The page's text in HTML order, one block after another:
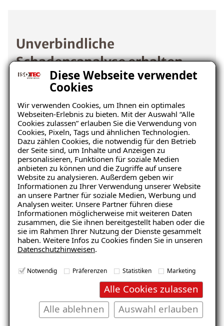
Diese Webseite verwendet
Cookies
Wir verwenden Cookies, um Ihnen ein optimales
Webseiten-Erlebnis zu bieten. Mit der Auswahl “Alle
Cookies zulassen” erlauben Sie die Verwendung von
Cookies, Pixeln, Tags und ähnlichen Technologien.
Dazu zählen Cookies, die notwendig für den Betrieb
der Seite sind, um Inhalte und Anzeigen zu
personalisieren, Funktionen für soziale Medien
anbieten zu können und die Zugriffe auf unsere
Website zu analysieren. Außerdem geben wir
Informationen zu Ihrer Verwendung unserer Website
an unsere Partner für soziale Medien, Werbung und
Analysen weiter. Unsere Partner führen diese
Informationen möglicherweise mit weiteren Daten
zusammen, die Sie ihnen bereitgestellt haben oder die
sie im Rahmen Ihrer Nutzung der Dienste gesammelt
haben. Weitere Infos zu Cookies finden Sie in unseren
Datenschutzhinweisen.
Notwendig Präferenzen Statistiken Marketing
Alle Cookies zulassen
Auswahl erlauben
Alle ablehnen
Unverbindliche
Schadensanalyse erhalten
Wo befindet sich der Schaden?
Keller Wohnraum
Garage/Boden